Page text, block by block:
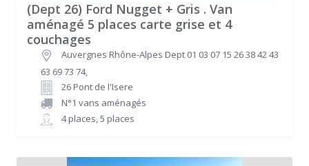
(Dept 26) Ford Nugget + Gris . Van
aménagé 5 places carte grise et 4
couchages
Auvergnes Rhône-Alpes Dept 01 03 07 15 26 38 42 43
63 69 73 74,
26 Pont de l'Isere
N°1 vans aménagés
4 places,5 places